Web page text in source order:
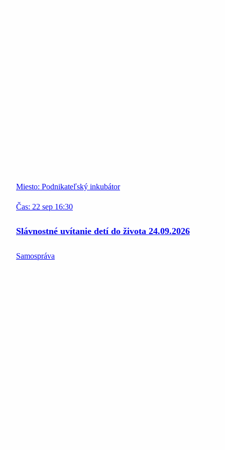
Miesto: Podnikateľský inkubátor
Čas: 22 sep 16:30
Slávnostné uvítanie detí do života 24.09.2026
Samospráva